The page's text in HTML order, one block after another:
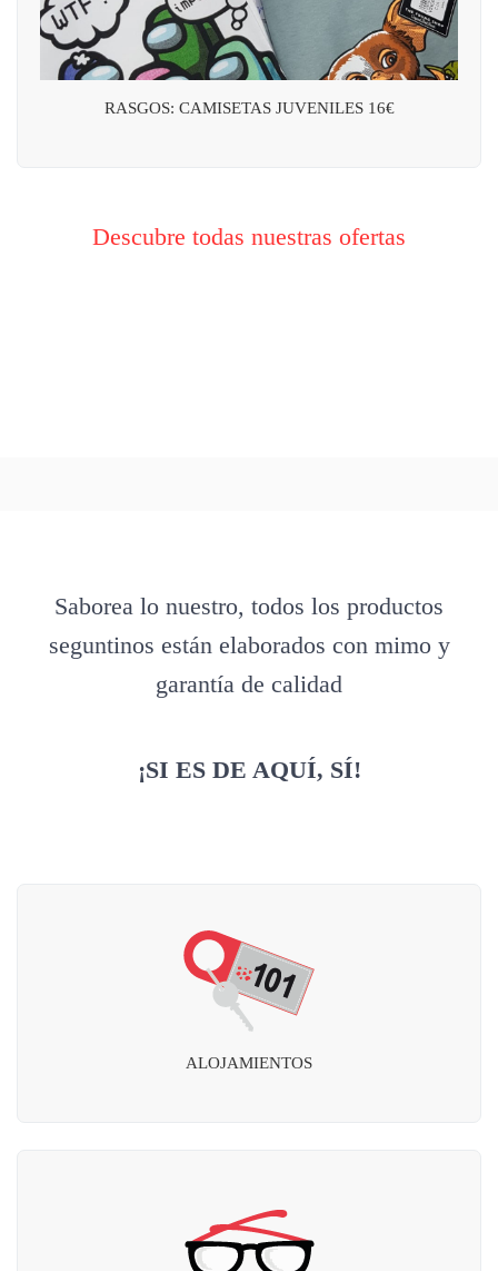
RASGOS: CAMISETAS JUVENILES 16€
Descubre todas nuestras ofertas
Saborea lo nuestro, todos los productos
seguntinos están elaborados con mimo y
garantía de calidad
¡SI ES DE AQUÍ, SÍ!
ALOJAMIENTOS